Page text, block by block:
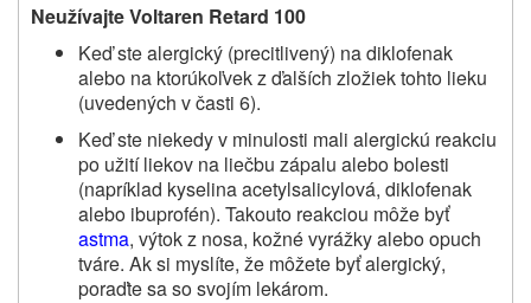
Neužívajte Voltaren Retard 100
Keď ste alergický (precitlivený) na diklofenak
alebo na ktorúkoľvek z ďalších zložiek tohto lieku
(uvedených v časti 6).
Keď ste niekedy v minulosti mali alergickú reakciu
po užití liekov na liečbu zápalu alebo bolesti
(napríklad kyselina acetylsalicylová, diklofenak
alebo ibuprofén). Takouto reakciou môže byť
astma, výtok z nosa, kožné vyrážky alebo opuch
tváre. Ak si myslíte, že môžete byť alergický,
poraďte sa so svojím lekárom.